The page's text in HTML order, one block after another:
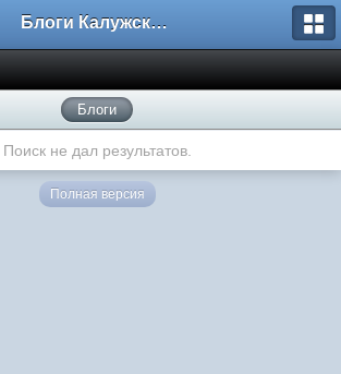
Блоги Калужского перекрестка
Блоги
Поиск не дал результатов.
Полная версия